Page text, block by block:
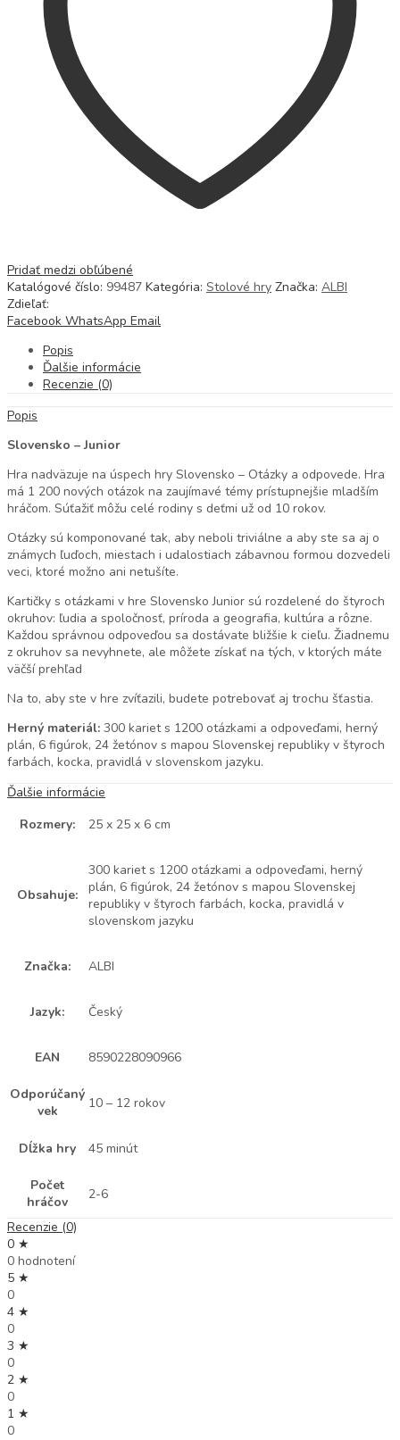
Pridať medzi obľúbené
Katalógové číslo: 99487 Kategória: Stolové hry Značka: ALBI
Zdieľať:
Facebook WhatsApp Email
Popis
Ďalšie informácie
Recenzie (0)
Popis
Slovensko – Junior
Hra nadväzuje na úspech hry Slovensko – Otázky a odpovede. Hra
má 1 200 nových otázok na zaujímavé témy prístupnejšie mladším
hráčom. Súťažiť môžu celé rodiny s deťmi už od 10 rokov.
Otázky sú komponované tak, aby neboli triviálne a aby ste sa aj o
známych ľuďoch, miestach i udalostiach zábavnou formou dozvedeli
veci, ktoré možno ani netušíte.
Kartičky s otázkami v hre Slovensko Junior sú rozdelené do štyroch
okruhov: ľudia a spoločnosť, príroda a geografia, kultúra a rôzne.
Každou správnou odpoveďou sa dostávate bližšie k cieľu. Žiadnemu
z okruhov sa nevyhnete, ale môžete získať na tých, v ktorých máte
väčší prehľad
Na to, aby ste v hre zvíťazili, budete potrebovať aj trochu šťastia.
Herný materiál: 300 kariet s 1200 otázkami a odpoveďami, herný
plán, 6 figúrok, 24 žetónov s mapou Slovenskej republiky v štyroch
farbách, kocka, pravidlá v slovenskom jazyku.
Ďalšie informácie
Rozmery:
25 x 25 x 6 cm
Obsahuje:
300 kariet s 1200 otázkami a odpoveďami, herný
plán, 6 figúrok, 24 žetónov s mapou Slovenskej
republiky v štyroch farbách, kocka, pravidlá v
slovenskom jazyku
Značka: ALBI
Jazyk: Český
EAN 8590228090966
Odporúčaný
vek
10 – 12 rokov
Dĺžka hry 45 minút
Počet
hráčov
2-6
Recenzie (0)
0 ★
0 hodnotení
5 ★
0
4 ★
0
3 ★
0
2 ★
0
1 ★
0